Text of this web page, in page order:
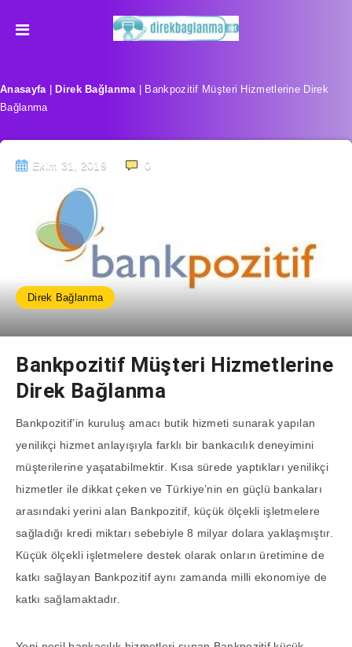
Anasayfa| Direk Bağlanma|
Bankpozitif Müşteri Hizmetlerine Direk
Bağlanma
Ekim 31, 2019 0
Direk Bağlanma
Bankpozitif Müşteri Hizmetlerine
Direk Bağlanma
Bankpozitif’in kuruluş amacı butik hizmeti sunarak yapılan
yenilikçi hizmet anlayışıyla farklı bir bankacılık deneyimini
müşterilerine yaşatabilmektir. Kısa sürede yaptıkları yenilikçi
hizmetler ile dikkat çeken ve Türkiye’nin en güçlü bankaları
arasındaki yerini alan Bankpozitif, küçük ölçekli işletmelere
sağladığı kredi miktarı sebebiyle 8 milyar dolara yaklaşmıştır.
Küçük ölçekli işletmelere destek olarak onların üretimine de
katkı sağlayan Bankpozitif aynı zamanda milli ekonomiye de
katkı sağlamaktadır.